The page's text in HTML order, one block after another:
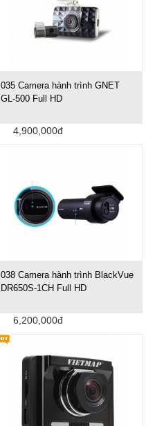
035 Camera hành trình GNET
GL-500 Full HD
4,900,000đ
038 Camera hành trình BlackVue
DR650S-1CH Full HD
6,200,000đ